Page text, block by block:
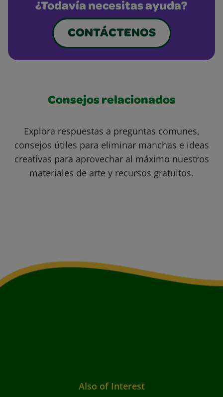
¿Todavía necesitas ayuda?
CONTÁCTENOS
Consejos relacionados
Explora respuestas a preguntas comunes,
consejos útiles para eliminar manchas e ideas
creativas para aprovechar al máximo nuestros
materiales de arte y recursos gratuitos.
Also of Interest